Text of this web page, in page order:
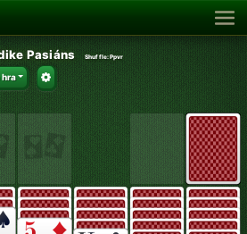
Pasiáns Shuffle:Ppvr
hra